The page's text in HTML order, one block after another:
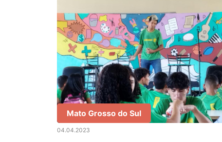
Mato Grosso do Sul
04.04.2023